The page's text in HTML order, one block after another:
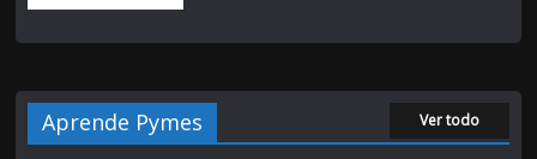
Aprende Pymes Ver todo